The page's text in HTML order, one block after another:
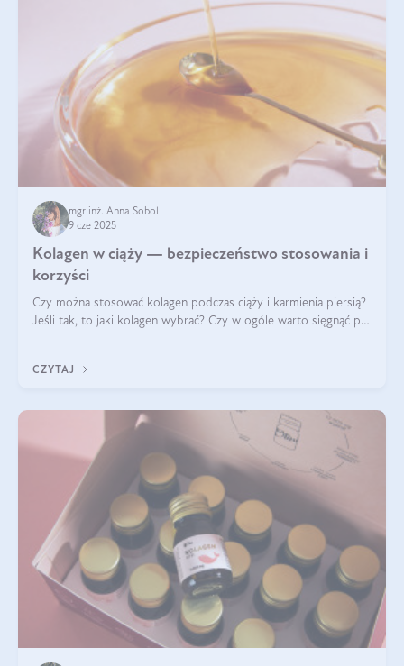
mgr inż. Anna Sobol
9 cze 2025
Kolagen w ciąży — bezpieczeństwo stosowania i
korzyści
Czy można stosować kolagen podczas ciąży i karmienia piersią?
Jeśli tak, to jaki kolagen wybrać? Czy w ogóle warto sięgnąć po
CZYTAJ